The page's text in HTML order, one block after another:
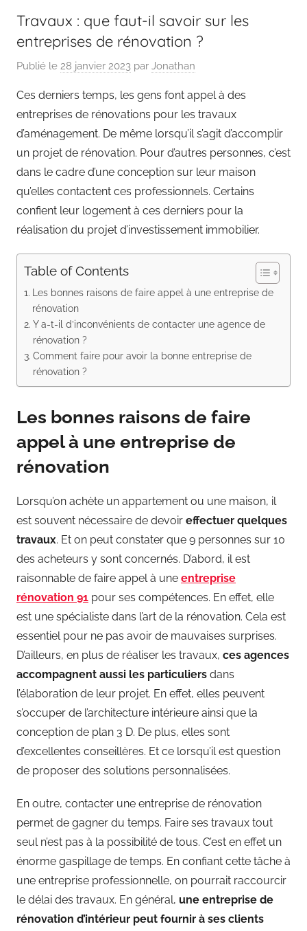
Travaux : que faut-il savoir sur les
entreprises de rénovation ?
Publié le 28 janvier 2023 par Jonathan
Ces derniers temps, les gens font appel à des
entreprises de rénovations pour les travaux
d’aménagement. De même lorsqu’il s’agit d’accomplir
un projet de rénovation. Pour d’autres personnes, c’est
dans le cadre d’une conception sur leur maison
qu’elles contactent ces professionnels. Certains
confient leur logement à ces derniers pour la
réalisation du projet d’investissement immobilier.
Table of Contents
Les bonnes raisons de faire appel à une entreprise de
rénovation
Y a-t-il d’inconvénients de contacter une agence de
rénovation ?
Comment faire pour avoir la bonne entreprise de
rénovation ?
Les bonnes raisons de faire
appel à une entreprise de
rénovation
Lorsqu’on achète un appartement ou une maison, il
est souvent nécessaire de devoir effectuer quelques
travaux. Et on peut constater que 9 personnes sur 10
des acheteurs y sont concernés. D’abord, il est
raisonnable de faire appel à une entreprise
rénovation 91 pour ses compétences. En effet, elle
est une spécialiste dans l’art de la rénovation. Cela est
essentiel pour ne pas avoir de mauvaises surprises.
D’ailleurs, en plus de réaliser les travaux, ces agences
accompagnent aussi les particuliers dans
l’élaboration de leur projet. En effet, elles peuvent
s’occuper de l’architecture intérieure ainsi que la
conception de plan 3 D. De plus, elles sont
d’excellentes conseillères. Et ce lorsqu’il est question
de proposer des solutions personnalisées.
En outre, contacter une entreprise de rénovation
permet de gagner du temps. Faire ses travaux tout
seul n’est pas à la possibilité de tous. C’est en effet un
énorme gaspillage de temps. En confiant cette tâche à
une entreprise professionnelle, on pourrait raccourcir
le délai des travaux. En général, une entreprise de
rénovation d’intérieur peut fournir à ses clients